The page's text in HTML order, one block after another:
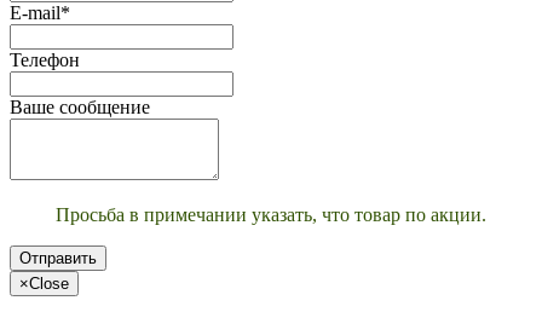
E-mail*
Телефон
Ваше сообщение
Просьба в примечании указать, что товар по акции.
Отправить
×Close